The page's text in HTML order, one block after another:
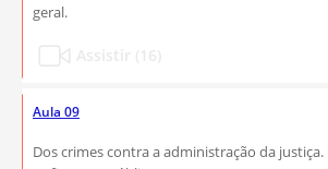
geral.
Aula 09
Dos crimes contra a administração da